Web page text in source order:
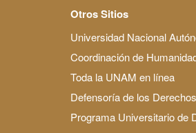
Otros Sitios
Universidad Nacional
Coordinación de
Toda la UNAM en línea
Defensoría de los
Programa Universitario de